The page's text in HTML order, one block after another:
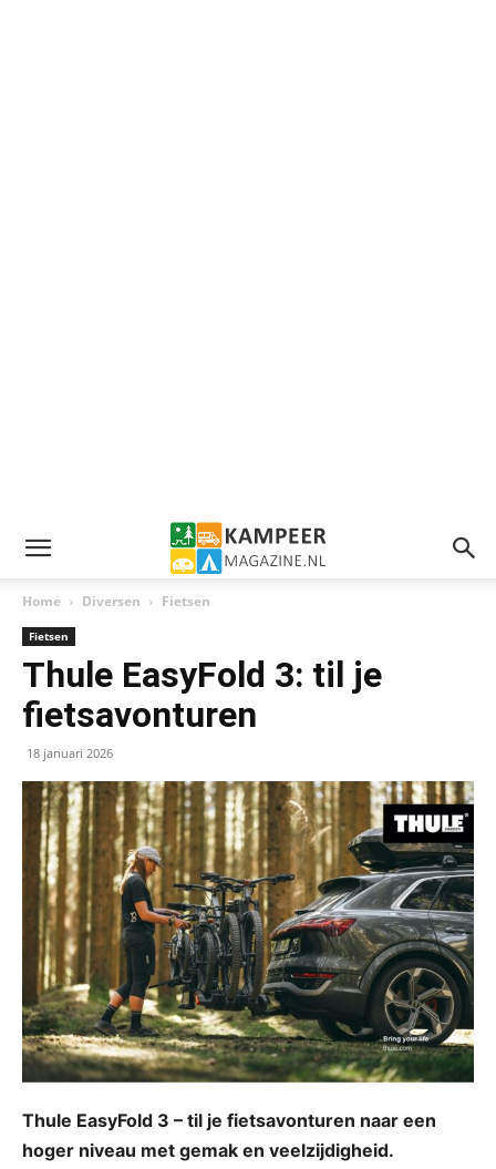
Home Diversen Fietsen
Fietsen
Thule EasyFold 3: til je
fietsavonturen
18 januari 2026
Thule EasyFold 3 – til je fietsavonturen naar een
hoger niveau met gemak en veelzijdigheid.